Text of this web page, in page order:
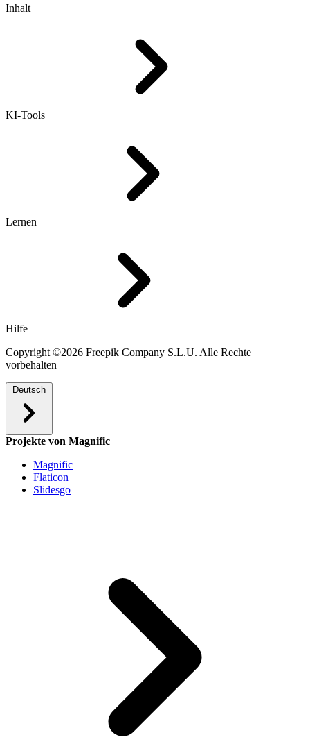
Inhalt
KI-Tools
Lernen
Hilfe
Copyright ©2026 Freepik Company S.L.U. Alle Rechte
vorbehalten
Deutsch
Projekte von Magnific
Magnific
Flaticon
Slidesgo